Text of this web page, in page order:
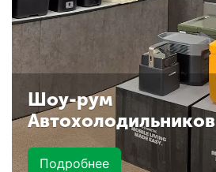
Шоу-рум
Автохолодильников
Подробнее